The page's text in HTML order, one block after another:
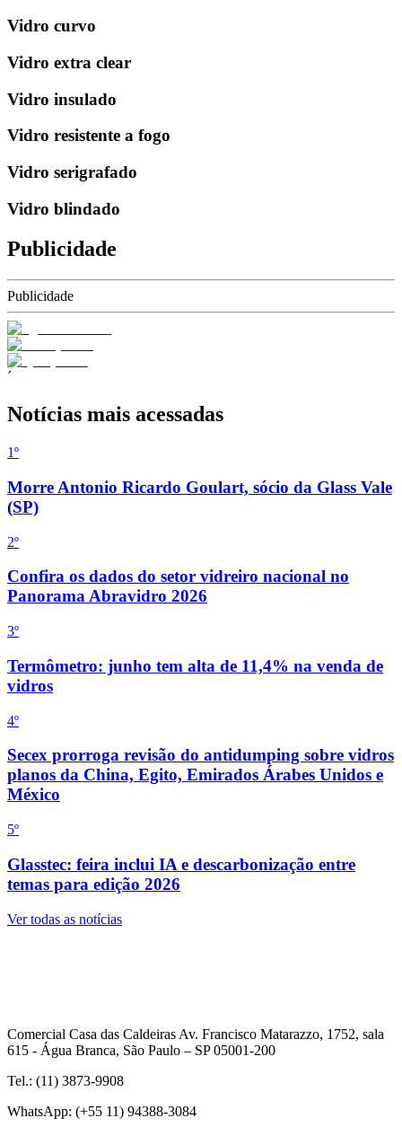
Vidro curvo
Vidro extra clear
Vidro insulado
Vidro resistente a fogo
Vidro serigrafado
Vidro blindado
Publicidade
Publicidade
´
Notícias mais acessadas
1º
Morre Antonio Ricardo Goulart, sócio da Glass Vale
(SP)
2º
Confira os dados do setor vidreiro nacional no
Panorama Abravidro 2026
3º
Termômetro: junho tem alta de 11,4% na venda de
vidros
4º
Secex prorroga revisão do antidumping sobre vidros
planos da China, Egito, Emirados Árabes Unidos e
México
5º
Glasstec: feira inclui IA e descarbonização entre
temas para edição 2026
Ver todas as notícias
Comercial Casa das Caldeiras Av. Francisco Matarazzo, 1752, sala
615 - Água Branca, São Paulo – SP 05001-200
Tel.: (11) 3873-9908
WhatsApp: (+55 11) 94388-3084